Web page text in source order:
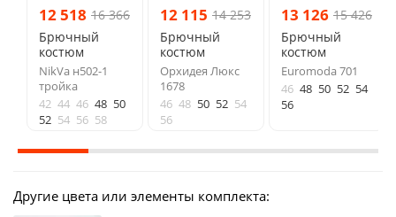
12 518 16 366
Брючный
костюм
NikVa н502-1
тройка
42 44 46 48 50
52 54 56 58
12 115 14 253
Брючный
костюм
Орхидея Люкс
1678
46 48 50 52 54
56
13 126 15 426
Брючный
костюм
Euromoda 701
46 48 50 52 54
56
Другие цвета или элементы комплекта: